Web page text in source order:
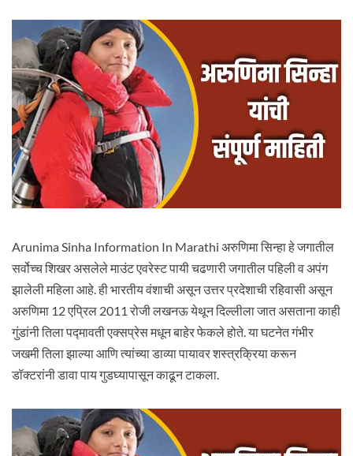
Arunima Sinha Information In Marathi अरुणिमा सिन्हा हे जगातील
सर्वोच्च शिखर असलेले माउंट एवरेस्ट पायी चढणारी जगातील पहिली व अपंग
झालेली महिला आहे. ही भारतीय वंशाची असून उत्तर प्रदेशाची रहिवासी असून
अरुणिमा 12 एप्रिल 2011 रोजी लखनऊ येथून दिल्लीला जात असताना काही
गुंडांनी तिला पद्मावती एक्सप्रेस मधून बाहेर फेकले होते. या घटनेत गंभीर
जखमी तिला झाल्या आणि त्यांच्या डाव्या पायावर शस्त्रक्रिया करून
डॉक्टरांनी डावा पाय गुडघ्यापासून काढून टाकला.